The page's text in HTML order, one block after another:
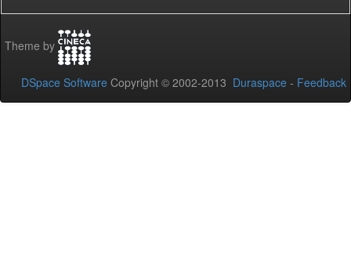
Theme by
DSpace Software Copyright © 2002-2013 Duraspace - Feedback